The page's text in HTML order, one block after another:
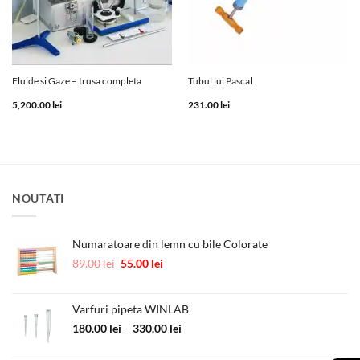
Fluide si Gaze – trusa completa
5,200.00lei
Tubul lui Pascal
231.00lei
NOUTATI
Numaratoare din lemn cu bile Colorate
89.00lei Prețul
fost:
89.00 lei.
55.00 lei
55.00 lei.
Varfuri pipeta WINLAB
180.00 lei – 330.00 lei